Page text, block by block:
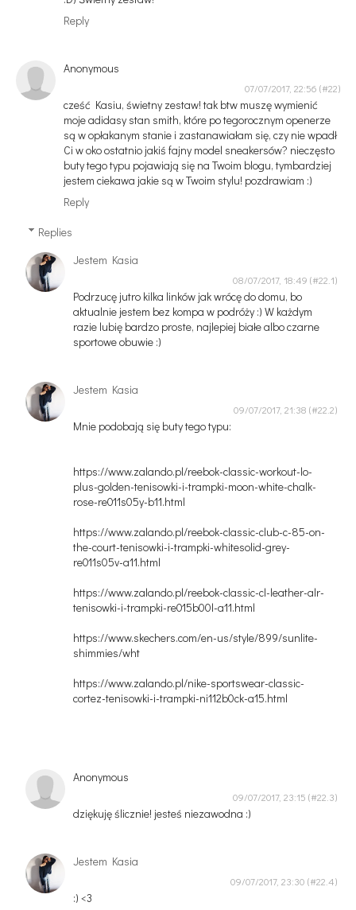
Reply
Anonymous
07/07/2017, 22:56
cześć Kasiu, świetny zestaw! tak btw muszę wymienić
moje adidasy stan smith, które po tegorocznym openerze
są w opłakanym stanie i zastanawiałam się, czy nie wpadł
Ci w oko ostatnio jakiś fajny model sneakersów? nieczęsto
buty tego typu pojawiają się na Twoim blogu, tymbardziej
jestem ciekawa jakie są w Twoim stylu! pozdrawiam :)
Reply
Replies
Jestem Kasia
08/07/2017, 18:49
Podrzucę jutro kilka linków jak wrócę do domu, bo
aktualnie jestem bez kompa w podróży :) W każdym
razie lubię bardzo proste, najlepiej białe albo czarne
sportowe obuwie :)
Jestem Kasia
09/07/2017, 21:38
Mnie podobają się buty tego typu:
https://www.zalando.pl/reebok-classic-workout-lo-
plus-golden-tenisowki-i-trampki-moon-white-chalk-
rose-re011s05y-b11.html
https://www.zalando.pl/reebok-classic-club-c-85-on-
the-court-tenisowki-i-trampki-whitesolid-grey-
re011s05v-a11.html
https://www.zalando.pl/reebok-classic-cl-leather-alr-
tenisowki-i-trampki-re015b00l-a11.html
https://www.skechers.com/en-us/style/899/sunlite-
shimmies/wht
https://www.zalando.pl/nike-sportswear-classic-
cortez-tenisowki-i-trampki-ni112b0ck-a15.html
Anonymous
09/07/2017, 23:15
dziękuję ślicznie! jesteś niezawodna :)
Jestem Kasia
09/07/2017, 23:30
:) <3